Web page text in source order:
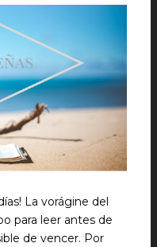
La vorágine del
para leer antes de
de vencer. Por